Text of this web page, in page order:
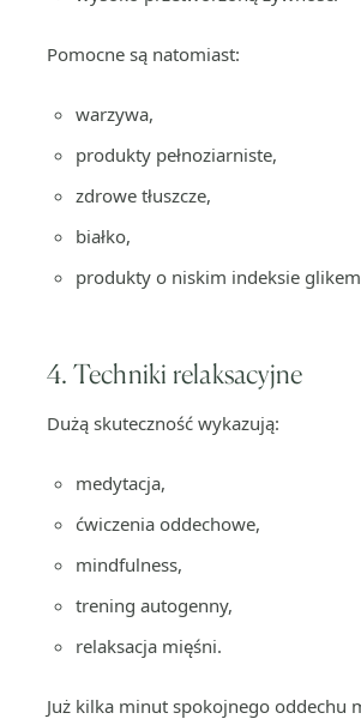
Pomocne są natomiast:
warzywa,
produkty pełnoziarniste,
zdrowe tłuszcze,
białko,
produkty o niskim indeksie
4. Techniki relaksacyjne
Dużą skuteczność wykazują:
medytacja,
ćwiczenia oddechowe,
mindfulness,
trening autogenny,
relaksacja mięśni.
Już kilka minut spokojnego oddechu